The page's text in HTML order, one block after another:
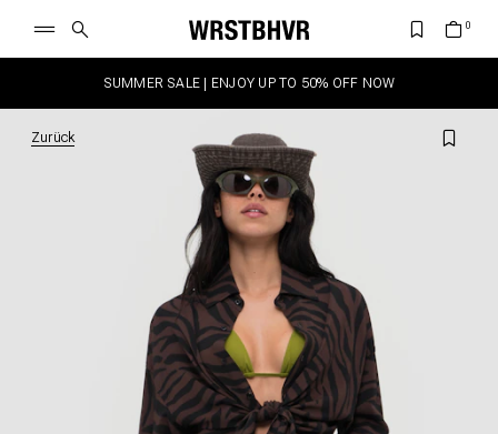
SUMMER SALE | ENJOY UP TO 50% OFF NOW
Zurück